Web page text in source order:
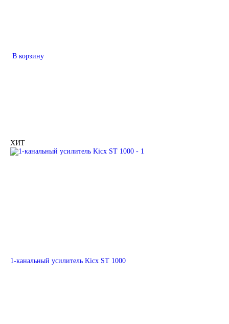
В корзину
ХИТ
1-канальный усилитель Kicx ST 1000